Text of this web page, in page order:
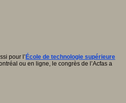
pour l’ École de technologie supérieure
ou en ligne, le congrès de l’Acfas a